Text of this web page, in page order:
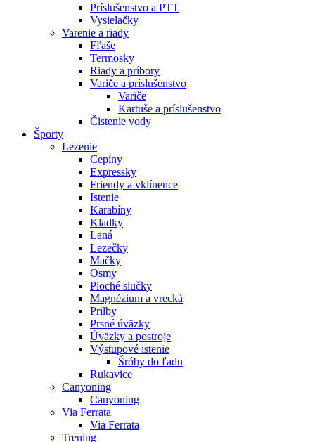
Príslušenstvo a PTT
Vysielačky
Varenie a riady
Fľaše
Termosky
Riady a príbory
Variče a príslušenstvo
Variče
Kartuše a príslušenstvo
Čistenie vody
Športy
Lezenie
Cepíny
Expressky
Friendy a vklínence
Istenie
Karabíny
Kladky
Laná
Lezečky
Mačky
Osmy
Ploché slučky
Magnézium a vrecká
Prilby
Prsné úväzky
Úväzky a postroje
Výstupové istenie
Šróby do ľadu
Rukavice
Canyoning
Canyoning
Via Ferrata
Via Ferrata
Trening